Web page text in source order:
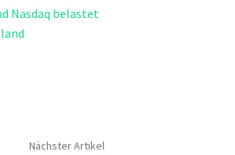
Nasdaq belastet
Nächster Artikel